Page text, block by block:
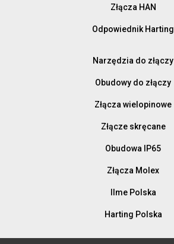
Złącza HAN
Odpowiednik Harting
Narzędzia do złączy
Obudowy do złączy
Złącza wielopinowe
Złącze skręcane
Obudowa IP65
Złącza Molex
Ilme Polska
Harting Polska